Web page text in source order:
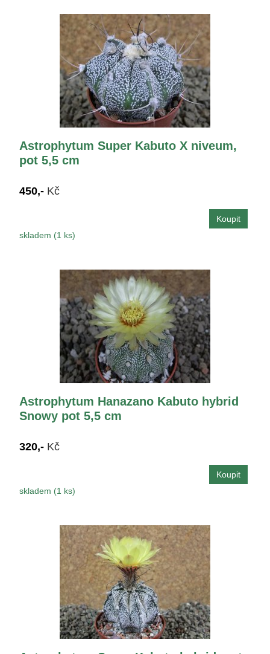
Astrophytum Super Kabuto X niveum,
pot 5,5 cm
450,- Kč
skladem (1 ks)
Astrophytum Hanazano Kabuto hybrid
Snowy pot 5,5 cm
320,- Kč
skladem (1 ks)